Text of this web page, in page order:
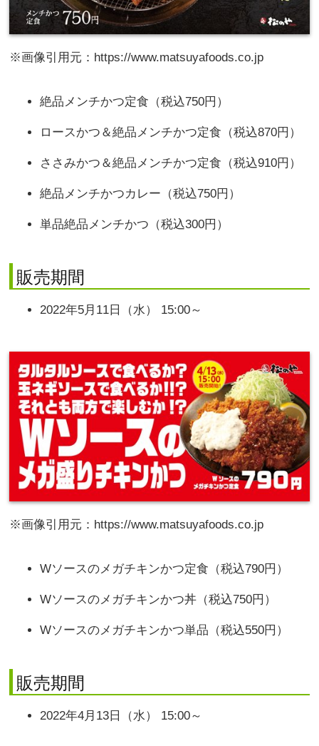
※画像引用元：https://www.matsuyafoods.co.jp
絶品メンチかつ定食（税込750円）
ロースかつ＆絶品メンチかつ定食（税込870円）
ささみかつ＆絶品メンチかつ定食（税込910円）
絶品メンチかつカレー（税込750円）
単品絶品メンチかつ（税込300円）
販売期間
2022年5月11日（水） 15:00～
※画像引用元：https://www.matsuyafoods.co.jp
Wソースのメガチキンかつ定食（税込790円）
Wソースのメガチキンかつ丼（税込750円）
Wソースのメガチキンかつ単品（税込550円）
販売期間
2022年4月13日（水） 15:00～